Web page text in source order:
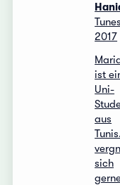
2017
ist
Uni-
aus
sich